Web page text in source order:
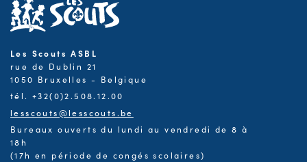
Les Scouts ASBL
rue de Dublin 21
1050 Bruxelles - Belgique
tél. +32(0)2.508.12.00
lesscouts@lesscouts.be
Bureaux ouverts du lundi au vendredi de 8 à
18h
(17h en période de congés scolaires)